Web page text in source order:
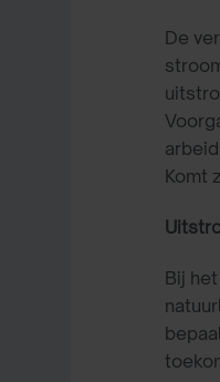
De
Komt
Bij